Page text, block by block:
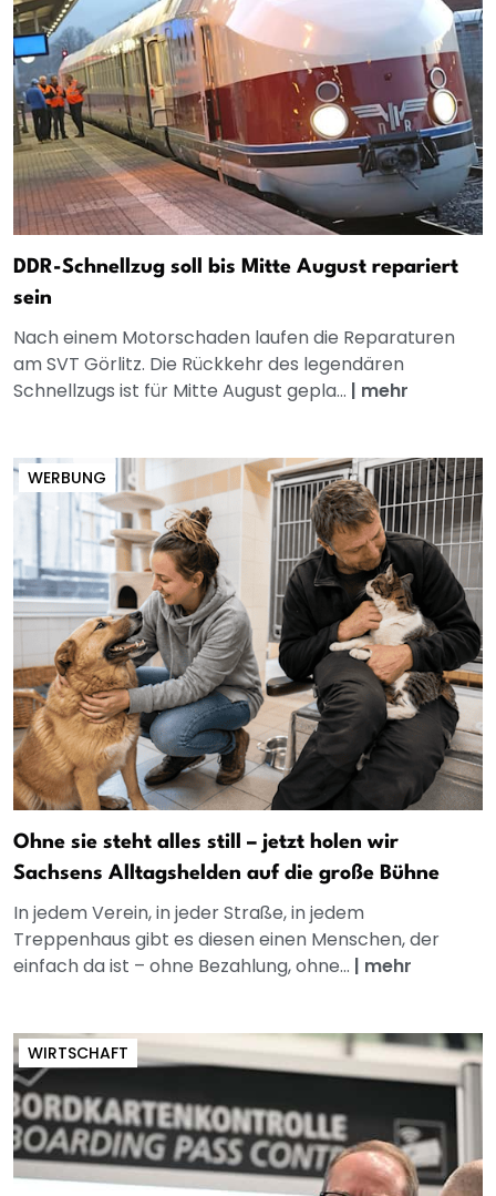
DDR-Schnellzug soll bis Mitte August repariert
sein
Nach einem Motorschaden laufen die Reparaturen
am SVT Görlitz. Die Rückkehr des legendären
Schnellzugs ist für Mitte August gepla... | mehr
WERBUNG
Ohne sie steht alles still – jetzt holen wir
Sachsens Alltagshelden auf die große Bühne
In jedem Verein, in jeder Straße, in jedem
Treppenhaus gibt es diesen einen Menschen, der
einfach da ist – ohne Bezahlung, ohne... | mehr
WIRTSCHAFT